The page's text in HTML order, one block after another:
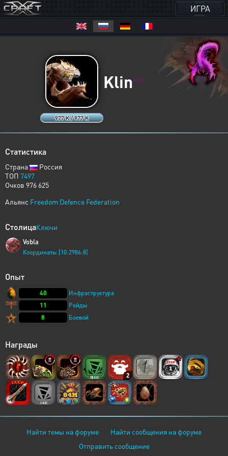
ИГРА
977 K / 977 K
KlinXERJ
Статистика
Страна
Россия
ТОП 7497
Очков 976 625
Альянс Freedom Defence Federation
СтолицаКлючи
Vobla
Координаты [10:2986:8]
Опыт
40
Инфраструктура
11
Рейды
8
Боевой
Награды
2
Найти темы на форуме
Найти сообщения на форуме
Отправить сообщение